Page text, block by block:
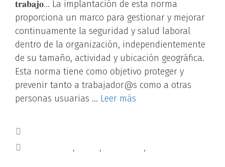
𝐭𝐫𝐚𝐛𝐚𝐣𝐨… La implantación de esta norma
proporciona un marco para gestionar y mejorar
continuamente la seguridad y salud laboral
dentro de la organización, independientemente
de su tamaño, actividad y ubicación geográfica.
Esta norma tiene como objetivo proteger y
prevenir tanto a trabajador@s como a otras
personas usuarias … Leer más
, ,
,